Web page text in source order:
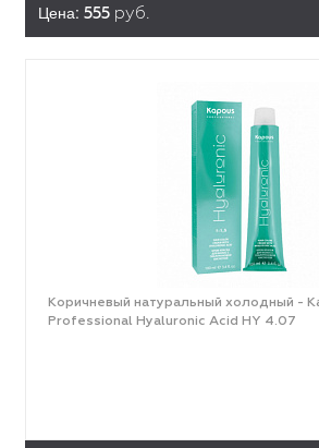
Цена: 555 руб.
Коричневый натуральный холодный -
Professional Hyaluronic Acid HY 4.07